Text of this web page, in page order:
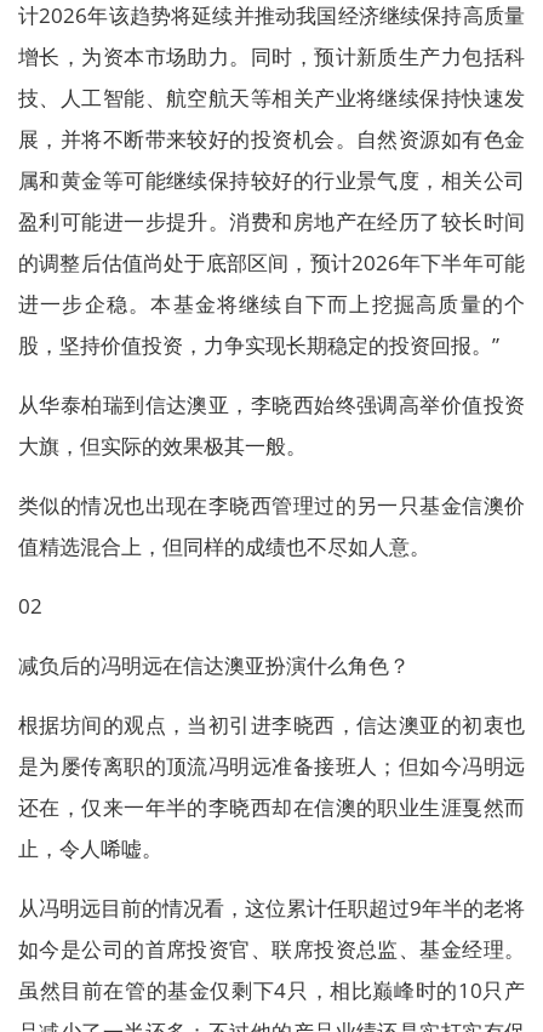
计2026年该趋势将延续并推动我国经济继续保持高质量
增长，为资本市场助力。同时，预计新质生产力包括科
技、人工智能、航空航天等相关产业将继续保持快速发
展，并将不断带来较好的投资机会。自然资源如有色金
属和黄金等可能继续保持较好的行业景气度，相关公司
盈利可能进一步提升。消费和房地产在经历了较长时间
的调整后估值尚处于底部区间，预计2026年下半年可能
进一步企稳。本基金将继续自下而上挖掘高质量的个
股，坚持价值投资，力争实现长期稳定的投资回报。”
从华泰柏瑞到信达澳亚，李晓西始终强调高举价值投资
大旗，但实际的效果极其一般。
类似的情况也出现在李晓西管理过的另一只基金信澳价
值精选混合上，但同样的成绩也不尽如人意。
02
减负后的冯明远在信达澳亚扮演什么角色？
根据坊间的观点，当初引进李晓西，信达澳亚的初衷也
是为屡传离职的顶流冯明远准备接班人；但如今冯明远
还在，仅来一年半的李晓西却在信澳的职业生涯戛然而
止，令人唏嘘。
从冯明远目前的情况看，这位累计任职超过9年半的老将
如今是公司的首席投资官、联席投资总监、基金经理。
虽然目前在管的基金仅剩下4只，相比巅峰时的10只产